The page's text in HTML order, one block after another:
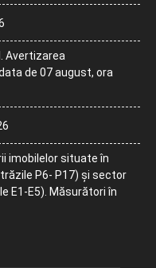
Avertizarea
de 07 august, ora
imobilelor situate în
P6- P17) și sector
E1-E5). Măsurători în